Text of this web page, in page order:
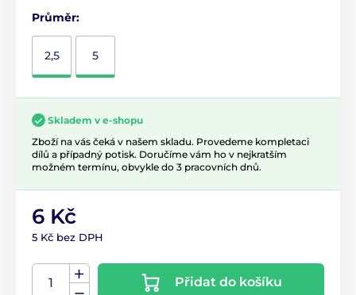
Průměr:
2,5 5
Skladem v e-shopu
Zboží na vás čeká v našem skladu. Provedeme kompletaci
dílů a případný potisk. Doručíme vám ho v nejkratším
možném termínu, obvykle do 3 pracovních dnů.
6 Kč
5 Kč bez DPH
Přidat do košíku